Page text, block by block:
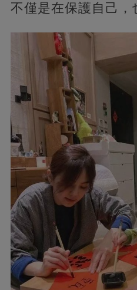
不僅是在保護自己，